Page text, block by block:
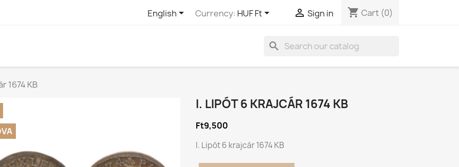
English Currency: HUF Ft  Sign in shopping_cart Cart (0)
search
1674 KB
I. LIPÓT 6 KRAJCÁR 1674 KB
Ft9,500
I. Lipót 6 krajcár 1674 KB